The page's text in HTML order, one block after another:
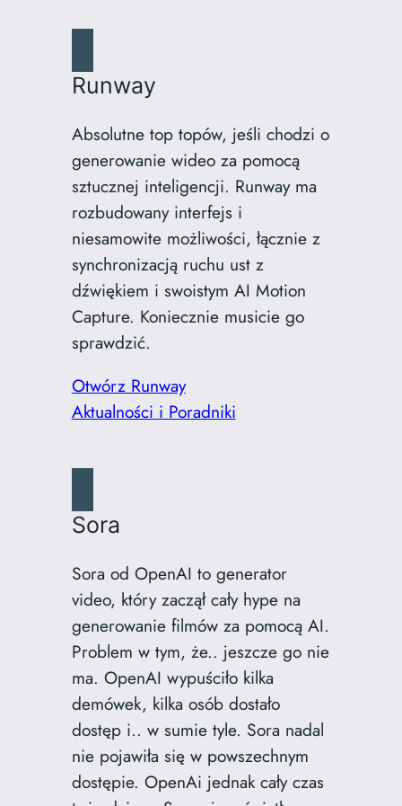
Runway
Absolutne top topów, jeśli chodzi o
generowanie wideo za pomocą
sztucznej inteligencji. Runway ma
rozbudowany interfejs i
niesamowite możliwości, łącznie z
synchronizacją ruchu ust z
dźwiękiem i swoistym AI Motion
Capture. Koniecznie musicie go
sprawdzić.
Otwórz Runway
Aktualności i Poradniki
Sora
Sora od OpenAI to generator
video, który zaczął cały hype na
generowanie filmów za pomocą AI.
Problem w tym, że.. jeszcze go nie
ma. OpenAI wypuściło kilka
demówek, kilka osób dostało
dostęp i.. w sumie tyle. Sora nadal
nie pojawiła się w powszechnym
dostępie. OpenAi jednak cały czas